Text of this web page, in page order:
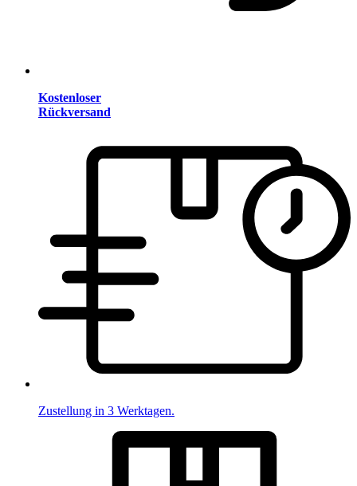
Kostenloser
Rückversand
Zustellung in 3 Werktagen.